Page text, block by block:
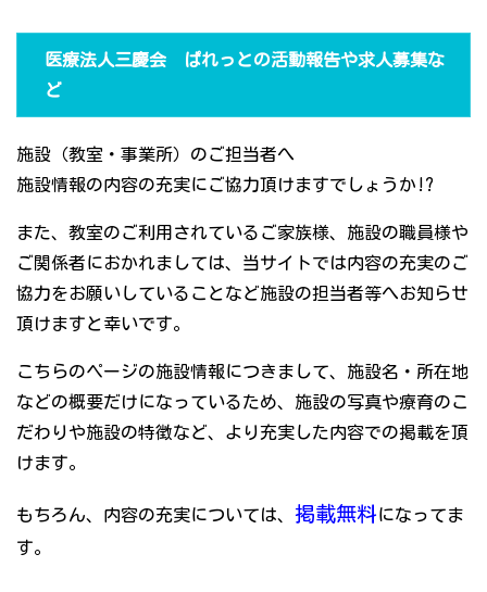
医療法人三慶会 ぱれっとの活動報告や求人募集な
ど
施設（教室・事業所）のご担当者へ
施設情報の内容の充実にご協力頂けますでしょうか!?
また、教室のご利用されているご家族様、施設の職員様や
ご関係者におかれましては、当サイトでは内容の充実のご
協力をお願いしていることなど施設の担当者等へお知らせ
頂けますと幸いです。
こちらのページの施設情報につきまして、施設名・所在地
などの概要だけになっているため、施設の写真や療育のこ
だわりや施設の特徴など、より充実した内容での掲載を頂
けます。
もちろん、内容の充実については、 掲載無料になってま
す。